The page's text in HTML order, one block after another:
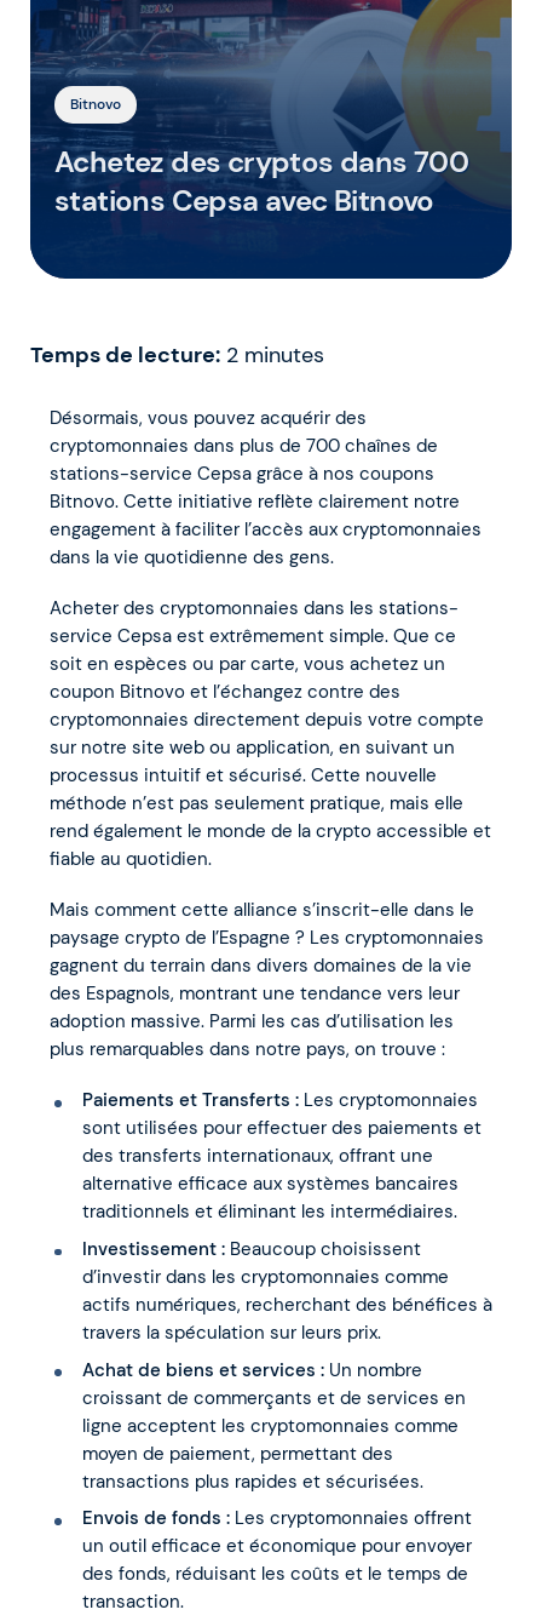
Bitnovo
Achetez des cryptos dans 700
stations Cepsa avec Bitnovo
Temps de lecture: 2 minutes
Désormais, vous pouvez acquérir des
cryptomonnaies dans plus de 700 chaînes de
stations-service Cepsa grâce à nos coupons
Bitnovo. Cette initiative reflète clairement notre
engagement à faciliter l’accès aux cryptomonnaies
dans la vie quotidienne des gens.
Acheter des cryptomonnaies dans les stations-
service Cepsa est extrêmement simple. Que ce
soit en espèces ou par carte, vous achetez un
coupon Bitnovo et l’échangez contre des
cryptomonnaies directement depuis votre compte
sur notre site web ou application, en suivant un
processus intuitif et sécurisé. Cette nouvelle
méthode n’est pas seulement pratique, mais elle
rend également le monde de la crypto accessible et
fiable au quotidien.
Mais comment cette alliance s’inscrit-elle dans le
paysage crypto de l’Espagne ? Les cryptomonnaies
gagnent du terrain dans divers domaines de la vie
des Espagnols, montrant une tendance vers leur
adoption massive. Parmi les cas d’utilisation les
plus remarquables dans notre pays, on trouve :
Paiements et Transferts :Les cryptomonnaies
sont utilisées pour effectuer des paiements et
des transferts internationaux, offrant une
alternative efficace aux systèmes bancaires
traditionnels et éliminant les intermédiaires.
Investissement :Beaucoup choisissent
d’investir dans les cryptomonnaies comme
actifs numériques, recherchant des bénéfices à
travers la spéculation sur leurs prix.
Achat de biens et services :Un nombre
croissant de commerçants et de services en
ligne acceptent les cryptomonnaies comme
moyen de paiement, permettant des
transactions plus rapides et sécurisées.
Envois de fonds :Les cryptomonnaies offrent
un outil efficace et économique pour envoyer
des fonds, réduisant les coûts et le temps de
transaction.